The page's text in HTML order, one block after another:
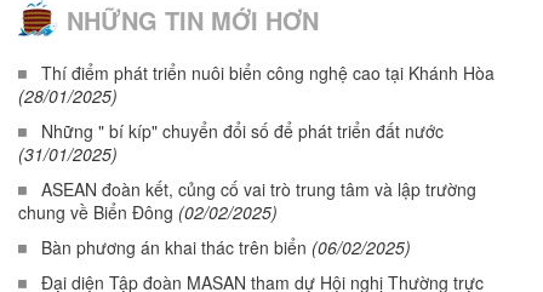
NHỮNG TIN MỚI HƠN
Thí điểm phát triển nuôi biển công nghệ cao tại Khánh Hòa
(28/01/2025)
Những " bí kíp" chuyển đổi số để phát triển đất nước
(31/01/2025)
ASEAN đoàn kết, củng cố vai trò trung tâm và lập trường
chung về Biển Đông (02/02/2025)
Bàn phương án khai thác trên biển (06/02/2025)
Đại diện Tập đoàn MASAN tham dự Hội nghị Thường trực